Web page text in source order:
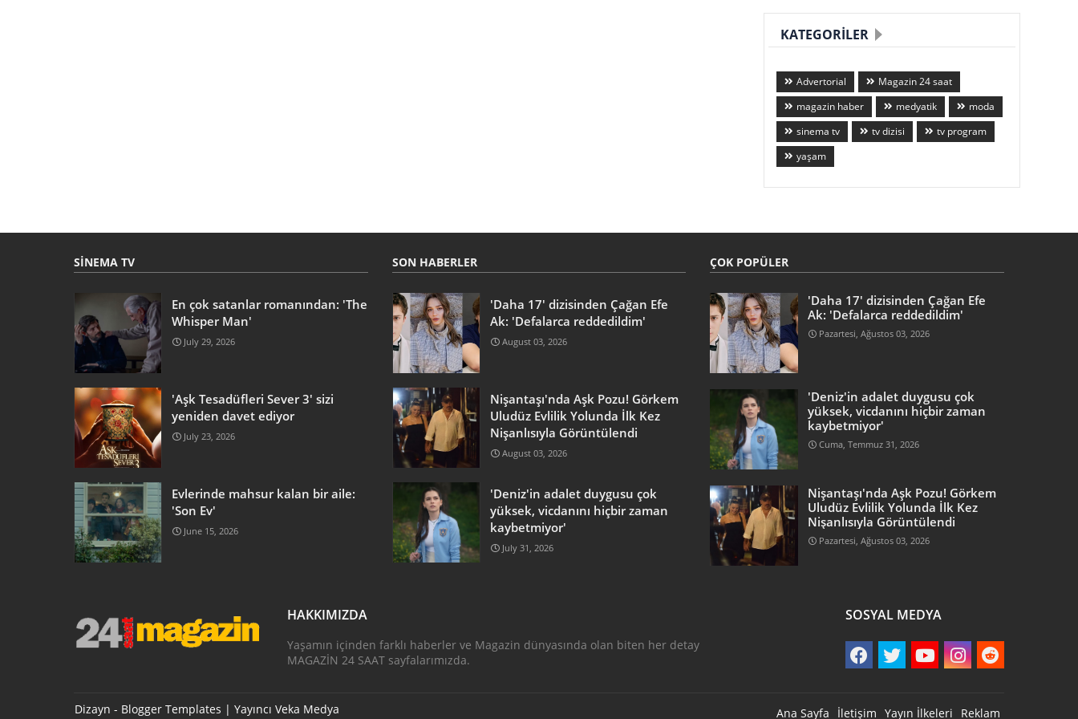
KATEGORILER
Advertorial
Magazin 24 saat
magazin haber
medyatik
moda
sinema tv
tv dizisi
tv program
yaşam
SINEMA TV
En çok satanlar romanından: 'The
Whisper Man'
July 29, 2026
'Aşk Tesadüfleri Sever 3' sizi
yeniden davet ediyor
July 23, 2026
Evlerinde mahsur kalan bir aile:
'Son Ev'
June 15, 2026
SON HABERLER
'Daha 17' dizisinden Çağan Efe
Ak: 'Defalarca reddedildim'
August 03, 2026
Nişantaşı'nda Aşk Pozu! Görkem
Uludüz Evlilik Yolunda İlk Kez
Nişanlısıyla Görüntülendi
August 03, 2026
'Deniz'in adalet duygusu çok
yüksek, vicdanını hiçbir zaman
kaybetmiyor'
July 31, 2026
ÇOK POPÜLER
'Daha 17' dizisinden Çağan Efe
Ak: 'Defalarca reddedildim'
Pazartesi, Ağustos 03, 2026
'Deniz'in adalet duygusu çok
yüksek, vicdanını hiçbir zaman
kaybetmiyor'
Cuma, Temmuz 31, 2026
Nişantaşı'nda Aşk Pozu! Görkem
Uludüz Evlilik Yolunda İlk Kez
Nişanlısıyla Görüntülendi
Pazartesi, Ağustos 03, 2026
HAKKIMIZDA
Yaşamın içinden farklı haberler ve Magazin dünyasında olan biten her detay
MAGAZİN 24 SAAT sayfalarımızda.
SOSYAL MEDYA
Ana Sayfa İletişim Yayın İlkeleri Reklam
Dizayn - Blogger Templates | Yayıncı Veka Medya